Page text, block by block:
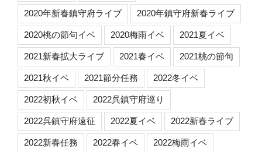
2020年新春鎮守府ライブ 2020年鎮守府新春ライブ
2020桃の節句イベ 2020梅雨イベ 2021夏イベ
2021新春拡大ライブ 2021春イベ 2021桃の節句
2021秋イベ 2021節分任務 2022冬イベ
2022初秋イベ 2022呉鎮守府巡り
2022呉鎮守府遠征 2022夏イベ 2022新春ライブ
2022新春任務 2022春イベ 2022梅雨イベ